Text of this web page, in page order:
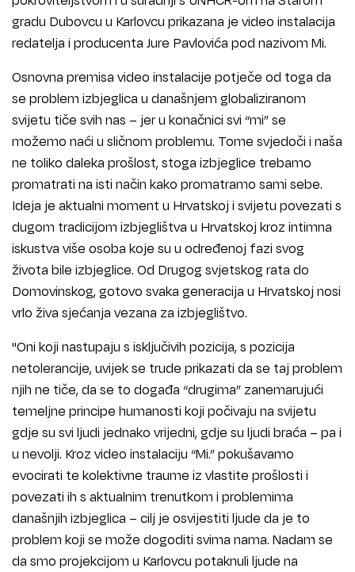
gradu Dubovcu u Karlovcu prikazana je video instalacija
redatelja i producenta Jure Pavlovića pod nazivom Mi.
Osnovna premisa video instalacije potječe od toga da
se problem izbjeglica u današnjem globaliziranom
svijetu tiče svih nas – jer u konačnici svi “mi” se
možemo naći u sličnom problemu. Tome svjedoči i naša
ne toliko daleka prošlost, stoga izbjeglice trebamo
promatrati na isti način kako promatramo sami sebe.
Ideja je aktualni moment u Hrvatskoj i svijetu povezati s
dugom tradicijom izbjeglištva u Hrvatskoj kroz intimna
iskustva više osoba koje su u određenoj fazi svog
života bile izbjeglice. Od Drugog svjetskog rata do
Domovinskog, gotovo svaka generacija u Hrvatskoj nosi
vrlo živa sjećanja vezana za izbjeglištvo.
''Oni koji nastupaju s isključivih pozicija, s pozicija
netolerancije, uvijek se trude prikazati da se taj problem
njih ne tiče, da se to događa “drugima” zanemarujući
temeljne principe humanosti koji počivaju na svijetu
gdje su svi ljudi jednako vrijedni, gdje su ljudi braća – pa i
u nevolji. Kroz video instalaciju “Mi.” pokušavamo
evocirati te kolektivne traume iz vlastite prošlosti i
povezati ih s aktualnim trenutkom i problemima
današnjih izbjeglica – cilj je osvijestiti ljude da je to
problem koji se može dogoditi svima nama. Nadam se
da smo projekcijom u Karlovcu potaknuli ljude na